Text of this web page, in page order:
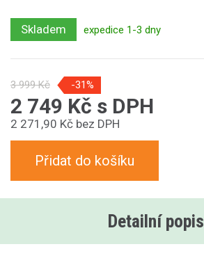
Skladem expedice 1-3 dny
3 999 Kč -31%
2 749 Kč s DPH
2 271,90 Kč bez DPH
Přidat do košíku
Detailní popis